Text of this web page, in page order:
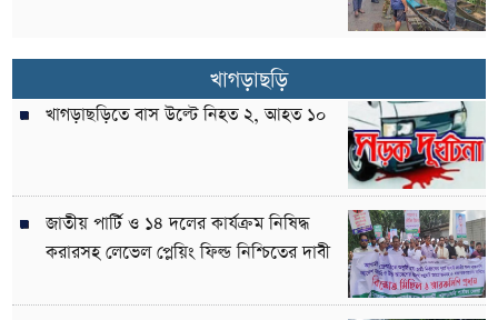
খাগড়াছড়ি
খাগড়াছড়িতে বাস উল্টে নিহত ২, আহত ১০
জাতীয় পার্টি ও ১৪ দলের কার্যক্রম নিষিদ্ধ
করারসহ লেভেল প্লেয়িং ফিল্ড নিশ্চিতের দাবী